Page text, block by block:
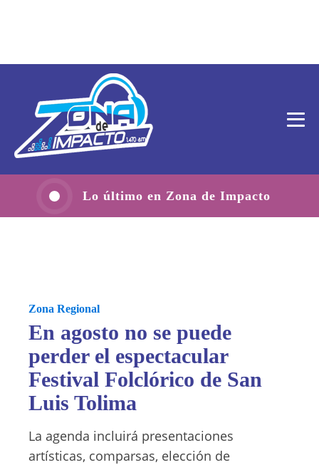
Lo último en Zona de Impacto
Zona Regional
En agosto no se puede
perder el espectacular
Festival Folclórico de San
Luis Tolima
La agenda incluirá presentaciones
artísticas, comparsas, elección de